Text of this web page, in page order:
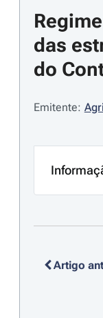
das
do
Emitente:
Artigo